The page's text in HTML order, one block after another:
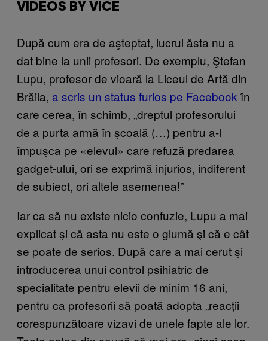
VIDEOS BY VICE
După cum era de aşteptat, lucrul ăsta nu a
dat bine la unii profesori. De exemplu, Ştefan
Lupu, profesor de vioară la Liceul de Artă din
Brăila, a scris un status furios pe Facebook în
care cerea, în schimb, „dreptul profesorului
de a purta armă în şcoală (…) pentru a-l
împuşca pe «elevul» care refuză predarea
gadget-ului, ori se exprimă injurios, indiferent
de subiect, ori altele asemenea!”
Iar ca să nu existe nicio confuzie, Lupu a mai
explicat şi că asta nu este o glumă şi că e cât
se poate de serios. După care a mai cerut şi
introducerea unui control psihiatric de
specialitate pentru elevii de minim 16 ani,
pentru ca profesorii să poată adopta „reacţii
corespunzătoare vizavi de unele fapte ale lor.